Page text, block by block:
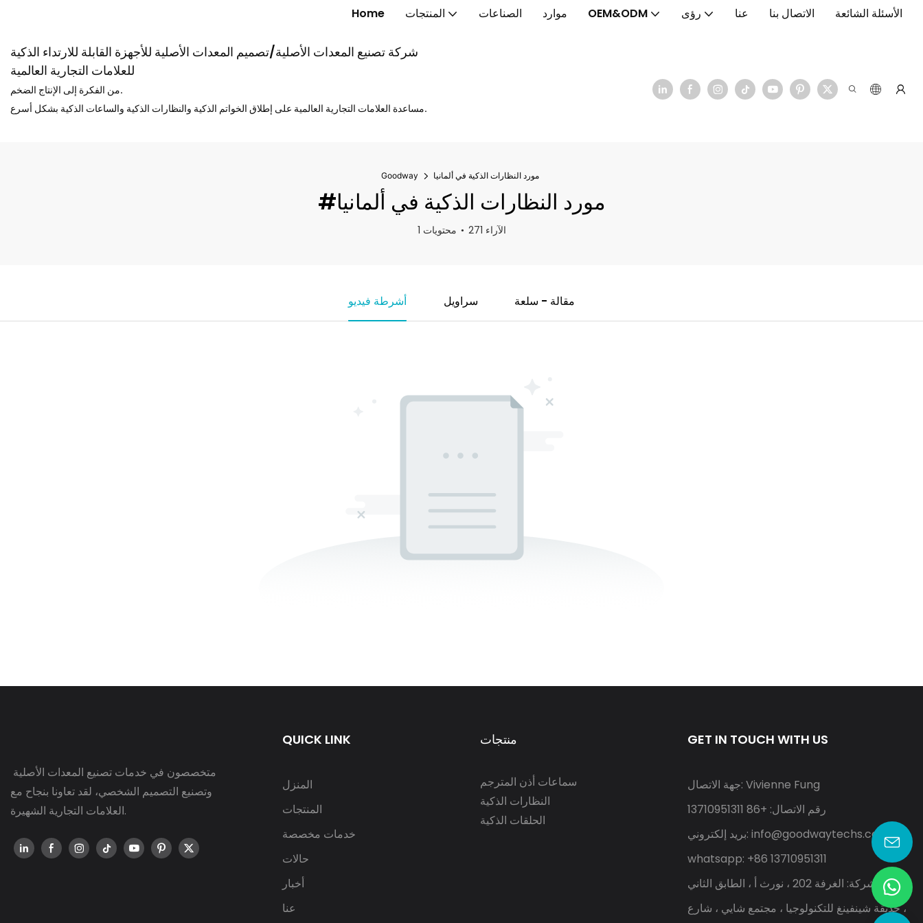
Home المنتجات الصناعات موارد OEM&ODM رؤى عنا الاتصال بنا الأسئلة الشائعة
شركة تصنيع المعدات الأصلية/تصميم المعدات الأصلية للأجهزة القابلة للارتداء الذكية
للعلامات التجارية العالمية
من الفكرة إلى الإنتاج الضخم.
مساعدة العلامات التجارية العالمية على إطلاق الخواتم الذكية والنظارات الذكية والساعات الذكية بشكل أسرع.
Goodway مورد النظارات الذكية في ألمانيا
#مورد النظارات الذكية في ألمانيا
1 محتويات 271 الآراء
أشرطة فيديو سراويل مقالة - سلعة
وتصنيع التصميم الشخصي، لقد تعاونا بنجاح مع
العلامات التجارية الشهيرة.
QUICK LINK
المنزل
المنتجات
خدمات مخصصة
حالات
أخبار
عنا
منتجات
سماعات أذن المترجم
النظارات الذكية
الحلقات الذكية
GET IN TOUCH WITH US
جهة الاتصال: Vivienne Fung
رقم الاتصال: +86 13710951311
بريد إلكتروني: info@goodwaytechs.com
whatsapp: +86 13710951311
عنوان الشركة: الغرفة 202 ، نورث أ ، الطابق الثاني
، حديقة شينفينغ للتكنولوجيا ، مجتمع شايي ، شارع